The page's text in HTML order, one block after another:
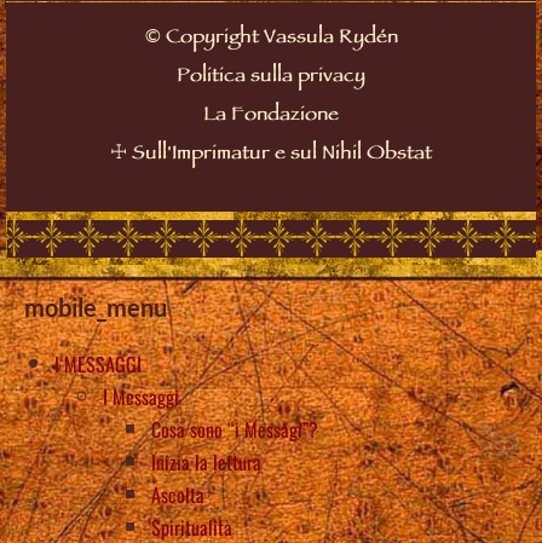
©Copyright Vassula Rydén
Politica sulla privacy
La Fondazione
☩ Sull'Imprimatur e sul Nihil Obstat
mobile_menu
I MESSAGGI
I Messaggi
Cosa sono “i Messagi”?
Inizia la lettura
Ascolta
Spiritualità